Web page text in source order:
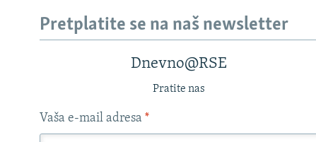
Pretplatite se na naš newsletter
Dnevno@RSE
Pratite nas
Vaša e-mail adresa *